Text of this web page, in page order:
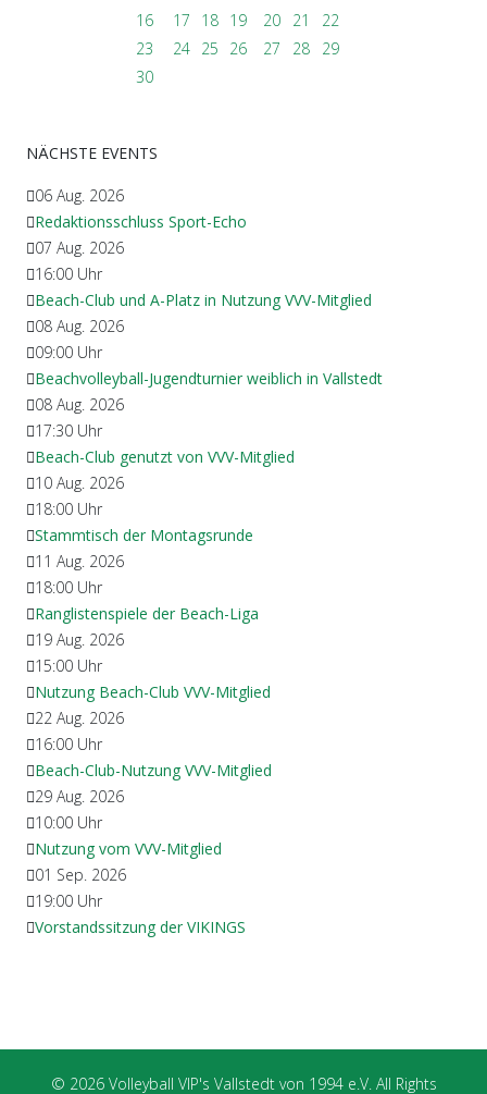
16
17 18 19 20 21
22
23
24 25 26 27 28
29
30
NÄCHSTE EVENTS
06 Aug. 2026
Redaktionsschluss Sport-Echo
07 Aug. 2026
16:00 Uhr
Beach-Club und A-Platz in Nutzung VVV-Mitglied
08 Aug. 2026
09:00 Uhr
Beachvolleyball-Jugendturnier weiblich in Vallstedt
08 Aug. 2026
17:30 Uhr
Beach-Club genutzt von VVV-Mitglied
10 Aug. 2026
18:00 Uhr
Stammtisch der Montagsrunde
11 Aug. 2026
18:00 Uhr
Ranglistenspiele der Beach-Liga
19 Aug. 2026
15:00 Uhr
Nutzung Beach-Club VVV-Mitglied
22 Aug. 2026
16:00 Uhr
Beach-Club-Nutzung VVV-Mitglied
29 Aug. 2026
10:00 Uhr
Nutzung vom VVV-Mitglied
01 Sep. 2026
19:00 Uhr
Vorstandssitzung der VIKINGS
© 2026 Volleyball VIP's Vallstedt von 1994 e.V. All Rights